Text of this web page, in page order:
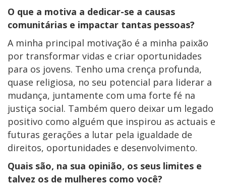
O que a motiva a dedicar-se a causas
comunitárias e impactar tantas pessoas?
A minha principal motivação é a minha paixão
por transformar vidas e criar oportunidades
para os jovens. Tenho uma crença profunda,
quase religiosa, no seu potencial para liderar a
mudança, juntamente com uma forte fé na
justiça social. Também quero deixar um legado
positivo como alguém que inspirou as actuais e
futuras gerações a lutar pela igualdade de
direitos, oportunidades e desenvolvimento.
Quais são, na sua opinião, os seus limites e
talvez os de mulheres como você?